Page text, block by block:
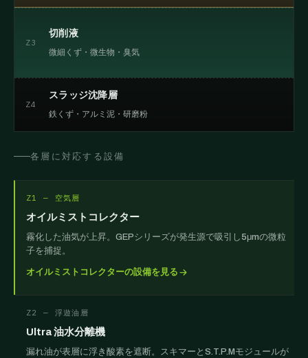
Z3
切削液
微細くず・微生物・臭気
Z4
スラッジ沈降層
鉄くず・アルミ泥・研磨粉
各層に対応する設備
Z1 — 空気層
オイルミストコレクター
霧化した油気が上昇。GEPシリーズが発生源で吸引し5μmの微粒
子を捕捉。
オイルミストコレクターの設備を見る
Z2 — 浮遊油層
Ultra 油水分離機
漏れ油が表層に浮き酸素を遮断。スキマーとS.T.P.Mモジュールが